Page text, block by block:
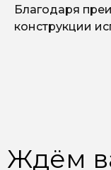
Благодаря
конструкции
Ждём